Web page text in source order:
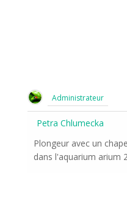
Administrateur
Petra Chlumecka
Plongeur avec un
dans l'aquarium arium